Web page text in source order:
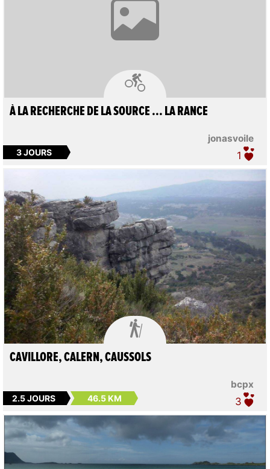

jonasvoile
À LA RECHERCHE DE LA SOURCE ... LA RANCE
3 JOURS 1

bcpx
CAVILLORE, CALERN, CAUSSOLS
2.5 JOURS 46.5 KM 3